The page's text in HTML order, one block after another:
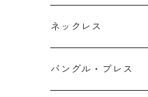
ブレス
オブジェ
フープ
植物イヤーカフ
ぶら下がりイヤーカフ
ネックレス
バングル・ブレス